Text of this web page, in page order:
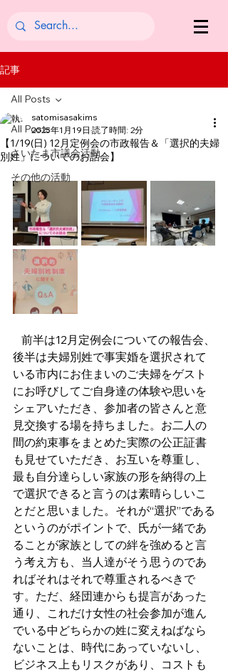
記事
All Posts
さいたま市議会活動
その他の活動
All Posts
【1/19(日) 12月定例会の市政報告＆「選択的夫婦
別姓」についてのお話会】
satomisasakims
2025年1月19日 読了時間: 2分
前半は12月定例会についての報告会、
後半は夫婦別姓で事実婚を選択されて
いる市内にお住まいのご夫婦をゲスト
にお呼びしてご自身達の体験や思いを
シェアいただき、参加者の皆さんと意
見交換する場を持ちました。お二人の
間の約束事をまとめた実際の公正証書
も見せていただき、お互いを尊重し、
最も自分達らしい家族の形を納得の上
で選択できると言うのは素晴らしいこ
とだと思いました。それが“選択”である
というのがポイントで、氏が一緒であ
ることが家族としての絆を強めると言
う考え方も、当人達がそう思うのであ
ればそれはそれで尊重されるべきで
す。ただ、経団連からも提言があった
通り、これだけ女性の社会参加が進ん
でいる中どちらかの姓に変えねばなら
ないことは、時代にあっていないし、
ビジネス上もリスクがあり、コストも